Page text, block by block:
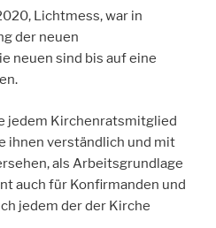
Lichtmess, war in
der neuen
neuen sind bis auf eine
jedem Kirchenratsmitglied
ihnen verständlich und mit
als Arbeitsgrundlage
auch für Konfirmanden und
jedem der der Kirche